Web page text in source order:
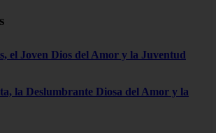
el Joven Dios del Amor y la Juventud
la Deslumbrante Diosa del Amor y la